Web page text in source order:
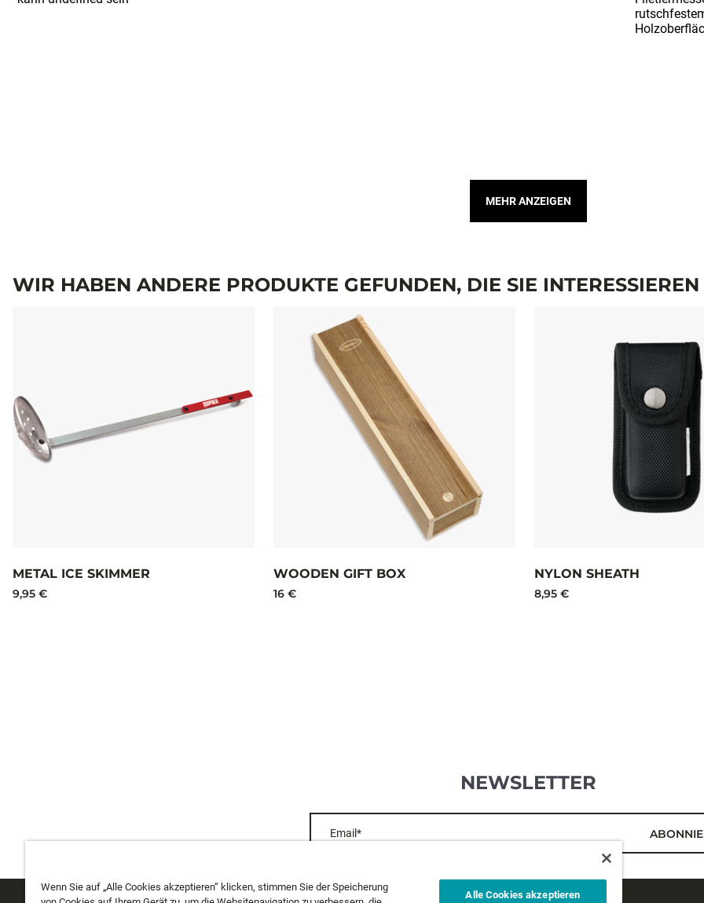
MEHR ANZEIGEN
WIR HABEN ANDERE PRODUKTE GEFUNDEN, DIE SIE
METAL ICE SKIMMER
9,95 €
WOODEN GIFT BOX
16 €
NYLON SHEATH
8,95 €
NEWSLETTER
Email*
Wenn Sie auf „Alle Cookies akzeptieren“ klicken, stimmen Sie der Speicherung
Alle Cookies akzeptieren